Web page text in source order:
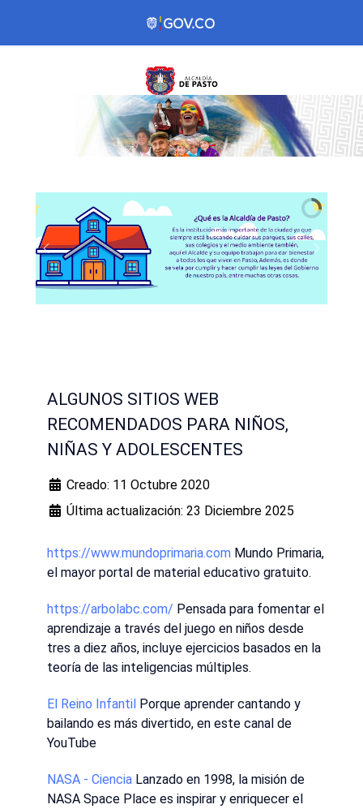
ALGUNOS SITIOS WEB
RECOMENDADOS PARA NIÑOS,
NIÑAS Y ADOLESCENTES
Creado: 11 Octubre 2020
Última actualización: 23 Diciembre 2025
https://www.mundoprimaria.com Mundo Primaria,
el mayor portal de material educativo gratuito.
https://arbolabc.com/ Pensada para fomentar el
aprendizaje a través del juego en niños desde
tres a diez años, incluye ejercicios basados en la
teoría de las inteligencias múltiples.
El Reino Infantil Porque aprender cantando y
bailando es más divertido, en este canal de
YouTube
NASA - Ciencia Lanzado en 1998, la misión de
NASA Space Place es inspirar y enriquecer el